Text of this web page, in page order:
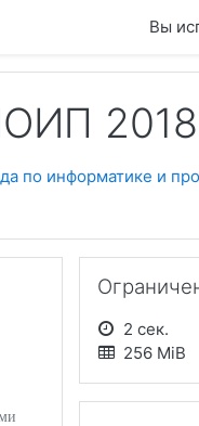
Вы
2018
по информатике и
2 сек.
256 MiB